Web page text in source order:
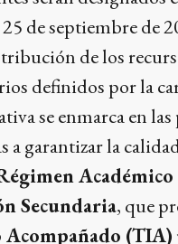
de septiembre de
de los
definidos por la
se enmarca en
a garantizar la
Secundaria, que
Acompañado (TIA)